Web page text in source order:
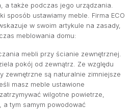
a także podczas jego urządzania.
sposób ustawiamy meble. Firma ECO
wskazuje w swoim artykule na zasady,
meblowania domu:
mebli przy ścianie zewnętrznej.
pokój od zewnątrz. Ze względu
zewnętrzne są naturalnie zimniejsze
masz meble ustawione
wilgotne powietrze,
a tym samym powodować